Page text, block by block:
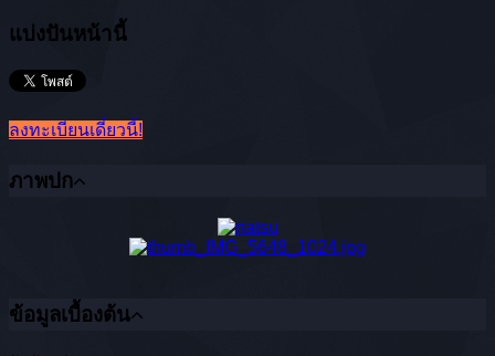
แบ่งปันหน้านี้
ลงทะเบียนเดี๋ยวนี้!
ภาพปก
ข้อมูลเบื้องต้น